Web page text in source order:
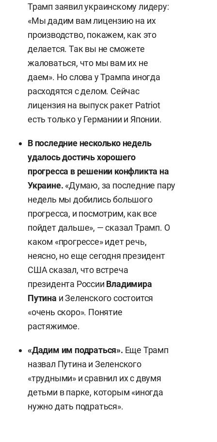
Трамп заявил украинскому лидеру:
«Мы дадим вам лицензию на их
производство, покажем, как это
делается. Так вы не сможете
жаловаться, что мы вам их не
даем». Но слова у Трампа иногда
расходятся с делом. Сейчас
лицензия на выпуск ракет Patriot
есть только у Германии и Японии.
В последние несколько недель
удалось достичь хорошего
прогресса в решении конфликта на
Украине. «Думаю, за последние пару
недель мы добились большого
прогресса, и посмотрим, как все
пойдет дальше», — сказал Трамп. О
каком «прогрессе» идет речь,
неясно, но еще сегодня президент
США сказал, что встреча
президента России Владимира
Путина и Зеленского состоится
«очень скоро». Понятие
растяжимое.
«Дадим им подраться». Еще Трамп
назвал Путина и Зеленского
«трудными» и сравнил их с двумя
детьми в парке, которым «иногда
нужно дать подраться».